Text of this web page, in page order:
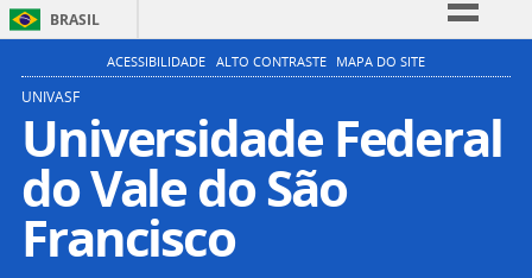
BRASIL
Simplifique!
Participe
Acesso à informação
Legislação
ACESSIBILIDADE ALTO CONTRASTE MAPA DO SITE
UNIVASF
Universidade Federal
do Vale do São
Francisco